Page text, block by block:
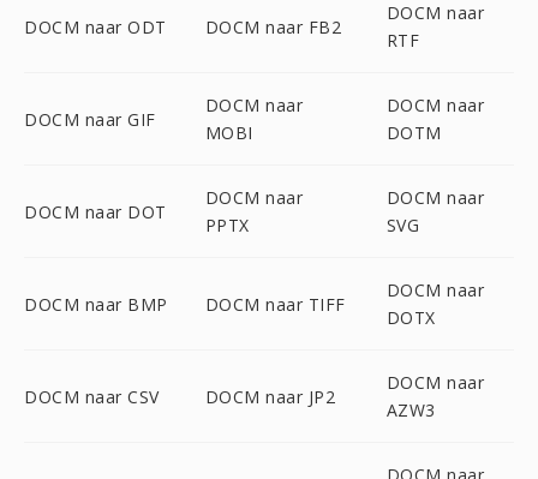
DOCM naar ODT DOCM naar FB2
DOCM naar
RTF
DOCM naar GIF
DOCM naar
MOBI
DOCM naar
DOTM
DOCM naar DOT
DOCM naar
PPTX
DOCM naar
SVG
DOCM naar BMP DOCM naar TIFF
DOCM naar
DOTX
DOCM naar CSV DOCM naar JP2
DOCM naar
AZW3